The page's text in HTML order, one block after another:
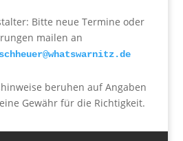
Bitte neue Termine oder
mailen an
beruhen auf Angaben
Gewähr für die Richtigkeit.